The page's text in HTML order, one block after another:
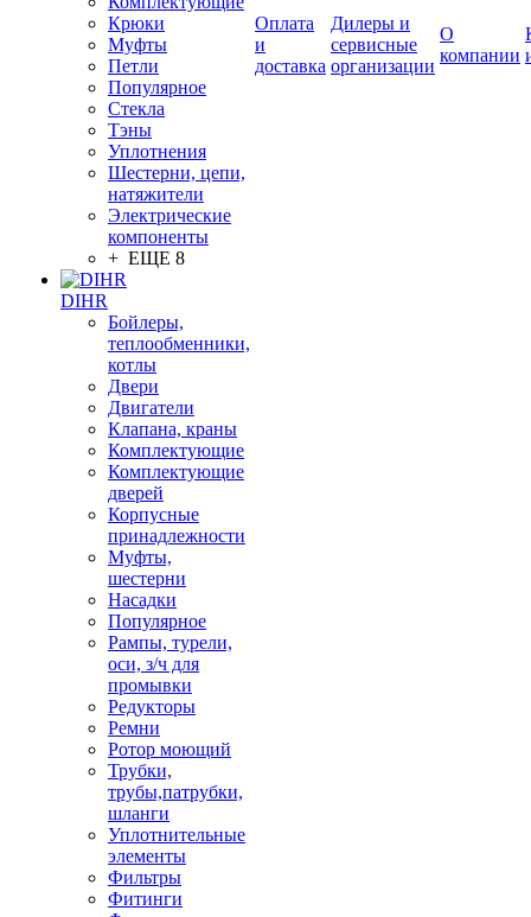
Крюки
Муфты
Петли
Популярное
Стекла
Тэны
Уплотнения
Шестерни, цепи,
натяжители
Электрические
компоненты
+ ЕЩЕ 8
DIHR
Бойлеры,
теплообменники,
котлы
Двери
Двигатели
Клапана, краны
Комплектующие
Комплектующие
дверей
Корпусные
принадлежности
Муфты,
шестерни
Насадки
Популярное
Рампы, турели,
оси, з/ч для
промывки
Редукторы
Ремни
Ротор моющий
Трубки,
трубы,патрубки,
шланги
Уплотнительные
элементы
Фильтры
Фитинги
Оплата
и
доставка
Дилеры и
сервисные
организации
О
компании